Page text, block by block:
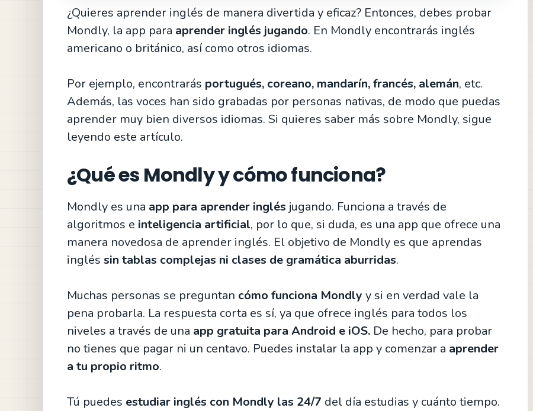
¿Quieres aprender inglés de manera divertida y eficaz? Entonces, debes probar
Mondly, la app para aprender inglés jugando. En Mondly encontrarás inglés
americano o británico, así como otros idiomas.
Por ejemplo, encontrarás portugués, coreano, mandarín, francés, alemán, etc.
Además, las voces han sido grabadas por personas nativas, de modo que puedas
aprender muy bien diversos idiomas. Si quieres saber más sobre Mondly, sigue
leyendo este artículo.
¿Qué es Mondly y cómo funciona?
Mondly es una app para aprender inglés jugando. Funciona a través de
algoritmos e inteligencia artificial, por lo que, si duda, es una app que ofrece una
manera novedosa de aprender inglés. El objetivo de Mondly es que aprendas
inglés sin tablas complejas ni clases de gramática aburridas.
Muchas personas se preguntan cómo funciona Mondly y si en verdad vale la
pena probarla. La respuesta corta es sí, ya que ofrece inglés para todos los
niveles a través de una app gratuita para Android e iOS. De hecho, para probar
no tienes que pagar ni un centavo. Puedes instalar la app y comenzar a aprender
a tu propio ritmo.
Tú puedes estudiar inglés con Mondly las 24/7 del día estudias y cuánto tiempo.